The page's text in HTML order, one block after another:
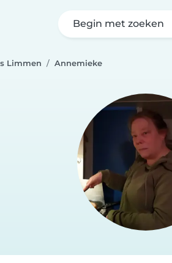
Begin met zoeken
Limmen Annemieke